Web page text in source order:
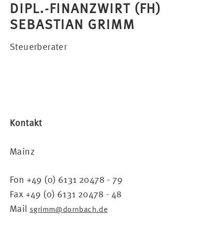
DIPL.-FINANZWIRT (FH)
SEBASTIAN GRIMM
Steuerberater
Kontakt
Mainz
Fon +49 (0) 6131 20478 - 79
Fax +49 (0) 6131 20478 - 48
Mail sgrimm@dornbach.de